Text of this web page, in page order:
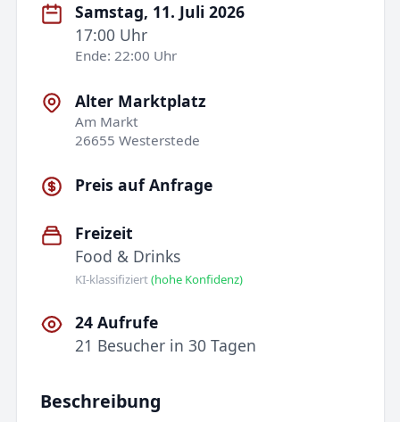
Samstag, 11. Juli 2026
17:00 Uhr
Ende: 22:00 Uhr
Alter Marktplatz
Am Markt
26655 Westerstede
Preis auf Anfrage
Freizeit
Food & Drinks
KI-klassifiziert(hohe Konfidenz)
24 Aufrufe
21 Besucher in 30 Tagen
Beschreibung